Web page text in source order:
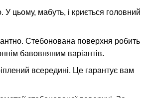
цьому, мабуть, і криється головний
Стебонована поверхня робить
бавовняним варіантів.
всередині. Це гарантує вам